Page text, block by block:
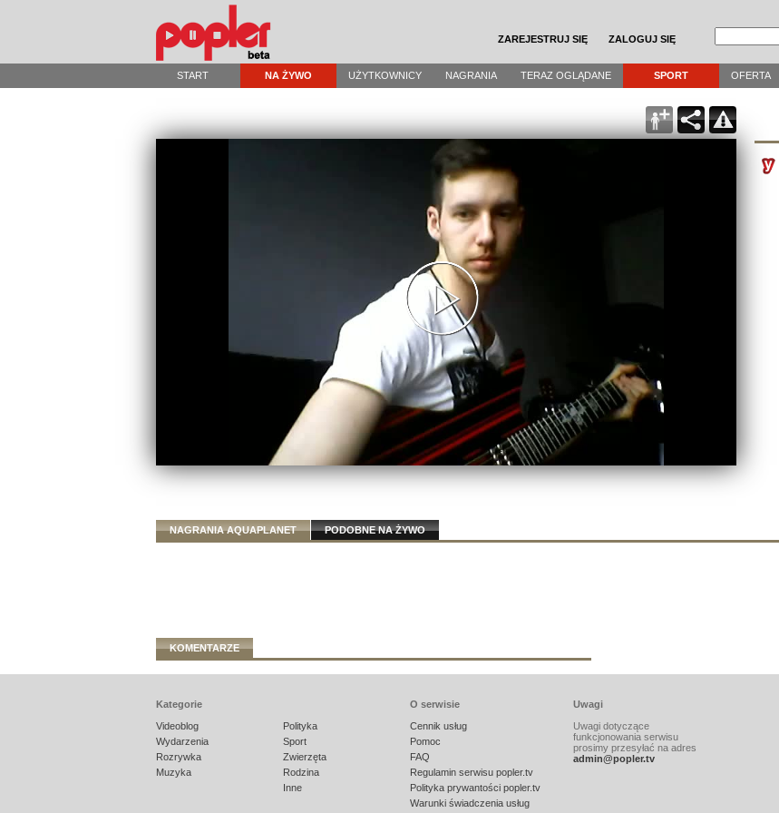
ZAREJESTRUJ SIĘ ZALOGUJ SIĘ
START NA ŻYWO UŻYTKOWNICY NAGRANIA TERAZ OGLĄDANE SPORT OFERTA
NAGRANIA AQUAPLANET PODOBNE NA ŻYWO
KOMENTARZE
Kategorie
Videoblog
Wydarzenia
Rozrywka
Muzyka
Polityka
Sport
Zwierzęta
Rodzina
Inne
O serwisie
Cennik usług
Pomoc
FAQ
Regulamin serwisu popler.tv
Polityka prywantości popler.tv
Warunki świadczenia usług
Uwagi
Uwagi dotyczące
funkcjonowania serwisu
prosimy przesyłać na adres
admin@popler.tv